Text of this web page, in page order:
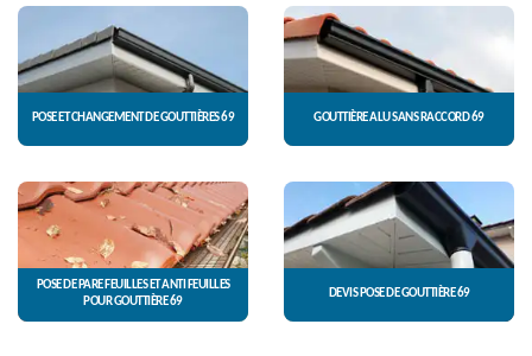
POSE ET CHANGEMENT DE GOUTTIÈRES 69 GOUTTIÈRE ALU SANS RACCORD 69
POSE DE PARE FEUILLES ET ANTI FEUILLES
POUR GOUTTIÈRE 69
DEVIS POSE DE GOUTTIÈRE 69